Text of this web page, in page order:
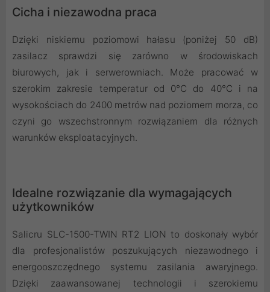
Cicha i niezawodna praca
Dzięki niskiemu poziomowi hałasu (poniżej 50 dB)
zasilacz sprawdzi się zarówno w środowiskach
biurowych, jak i serwerowniach. Może pracować w
szerokim zakresie temperatur od 0°C do 40°C i na
wysokościach do 2400 metrów nad poziomem morza, co
czyni go wszechstronnym rozwiązaniem dla różnych
warunków eksploatacyjnych.
Idealne rozwiązanie dla wymagających
użytkowników
Salicru SLC-1500-TWIN RT2 LION to doskonały wybór
dla profesjonalistów poszukujących niezawodnego i
energooszczędnego systemu zasilania awaryjnego.
Dzięki zaawansowanej technologii i szerokiemu